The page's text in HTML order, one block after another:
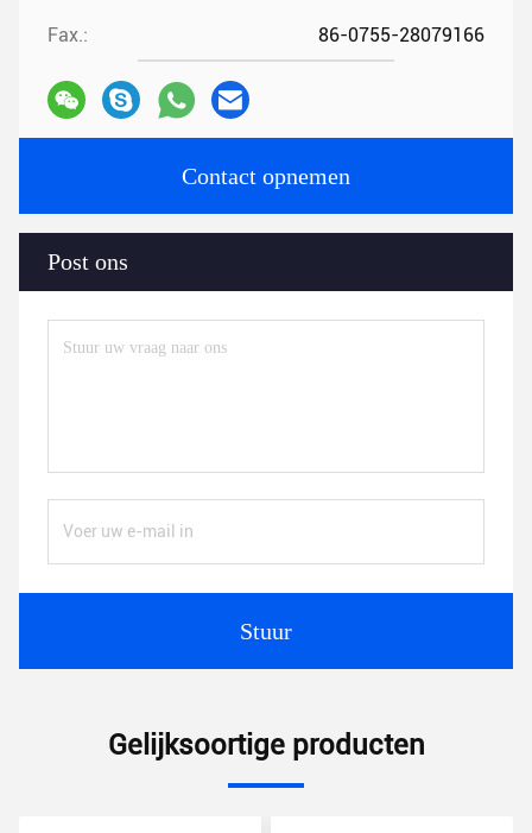
Fax.: 86-0755-28079166
Contact opnemen
Post ons
Stuur
Gelijksoortige producten